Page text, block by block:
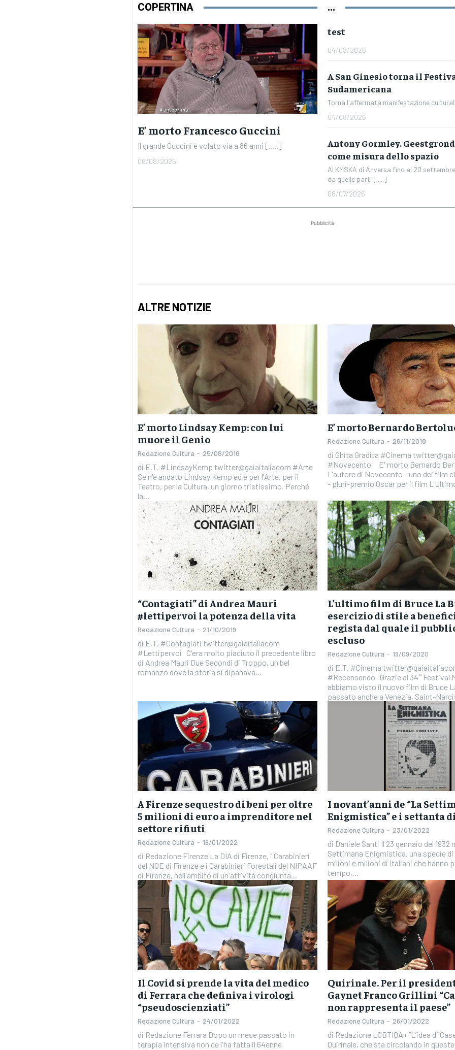
COPERTINA
E’ morto Francesco Guccini
Il grande Guccini è volato via a 86 anni [.....]
06/08/2026
...
test
04/08/2026
A San Ginesio torna il
Sudamericana
Torna l'affermata manifestazione
04/08/2026
Antony Gormley.
come misura dello spazio
Al KMSKA di Anversa fino al 20
da quelle parti [.....]
08/07/2026
Pubblicità
ALTRE NOTIZIE
E’ morto Lindsay Kemp: con lui
muore il Genio
Redazione Cultura - 25/08/2018
di E.T. #LindsayKemp twitter@gaiaitaliacom #Arte
Se n'è andato Lindsay Kemp ed è per l'Arte, per il
Teatro, per la Cultura, un giorno tristissimo. Perché
la...
E’ morto Bernardo
Redazione Cultura - 26/11/2018
di Ghita Gradita #Cinema
#Novecento E' morto Bernardo Bertolucci.
L'autore di Novecento - uno dei film
- pluri-premio Oscar per il film
“Contagiati” di Andrea Mauri
#lettipervoi la potenza della vita
Redazione Cultura - 21/10/2019
di E.T. #Contagiati twitter@gaiaitaliacom
#Lettipervoi C'era molto piaciuto il precedente libro
di Andrea Mauri Due Secondi di Troppo, un bel
romanzo dove la storia si dipanava...
L’ultimo film di Bruce La
esercizio di stile a
regista dal quale il
escluso
Redazione Cultura - 19/09/2020
di E.T. #Cinema
#Recensendo Grazie al 34° Festival Mix di Milano
abbiamo visto il nuovo film di Bruce
passato anche a Venezia, Saint-
A Firenze sequestro di beni per oltre
5 milioni di euro a imprenditore nel
settore rifiuti
Redazione Cultura - 19/01/2022
di Redazione Firenze La DIA di Firenze, i Carabinieri
del NOE di Firenze e i Carabinieri Forestali del NIPAAF
di Firenze, nell'ambito di un'attività congiunta...
I novant’anni de “La
Enigmistica” e i settanta
Redazione Cultura - 23/01/2022
di Daniele Santi Il 23 gennaio del 1932 nasceva La
Settimana Enigmistica, una specie
milioni e milioni di italiani che hanno
tempo,...
Il Covid si prende la vita del medico
di Ferrara che definiva i virologi
“pseudoscienziati”
Redazione Cultura - 24/01/2022
di Redazione Ferrara Dopo un mese passato in
terapia intensiva non ce l'ha fatta il 64enne
Quirinale. Per il
Gaynet Franco Grillini
non rappresenta il paese”
Redazione Cultura - 26/01/2022
di Redazione LGBTIQA+ “L’idea di Casellati al
Quirinale, che sta circolando in